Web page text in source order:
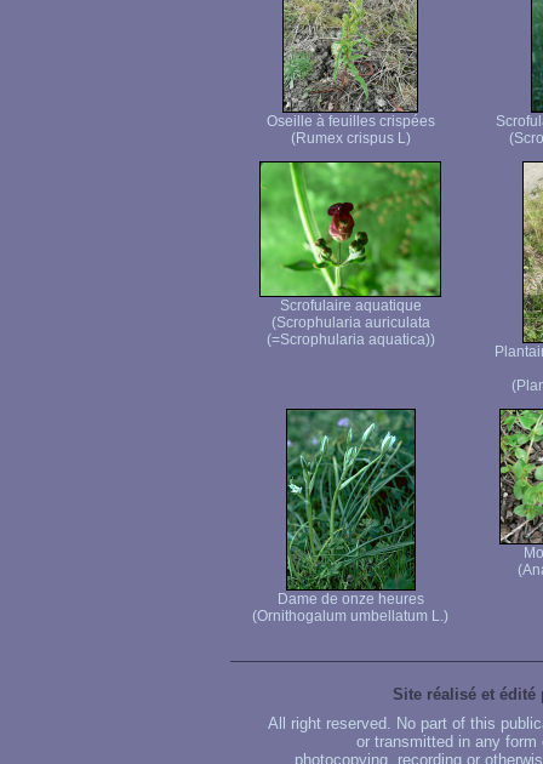
Oseille à feuilles crispées
(Rumex crispus L)
Scrofulaire aquatique
(Scrophularia auriculata
(=Scrophularia aquatica))
Dame de onze heures
(Ornithogalum umbellatum L.)
Site réalisé et édité
All right reserved. No part of this
or transmitted in any
photocopying, recording or